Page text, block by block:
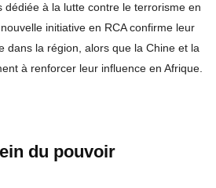
dédiée à la lutte contre le terrorisme en
initiative en RCA confirme leur
dans la région, alors que la Chine et la
à renforcer leur influence en Afrique.
du pouvoir